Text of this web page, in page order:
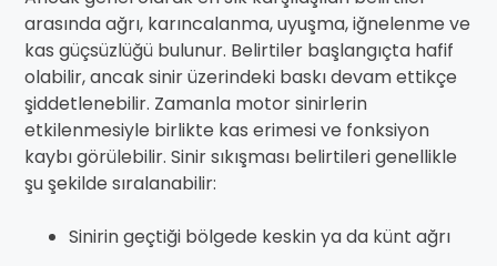
arasında ağrı, karıncalanma, uyuşma, iğnelenme ve
kas güçsüzlüğü bulunur. Belirtiler başlangıçta hafif
olabilir, ancak sinir üzerindeki baskı devam ettikçe
şiddetlenebilir. Zamanla motor sinirlerin
etkilenmesiyle birlikte kas erimesi ve fonksiyon
kaybı görülebilir. Sinir sıkışması belirtileri genellikle
şu şekilde sıralanabilir:
Sinirin geçtiği bölgede keskin ya da künt ağrı